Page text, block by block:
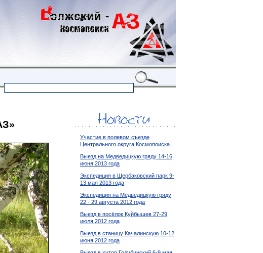
Участие в полевом съезде
Центрального округа Космопоиска
Выезд на Медведицкую гряду 14-16
июня 2013 года
Экспедиция в Щербаковский парк 9-
13 мая 2013 года
Экспедиция на Медведицкую гряду
22 - 29 августа 2012 года
Выезд в посёлок Куйбышев 27-29
июля 2012 года
Выезд в станицу Качалинскую 10-12
июня 2012 года